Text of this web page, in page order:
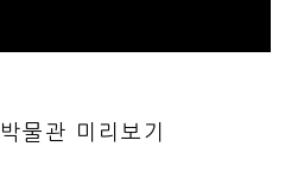
물관 미리보기